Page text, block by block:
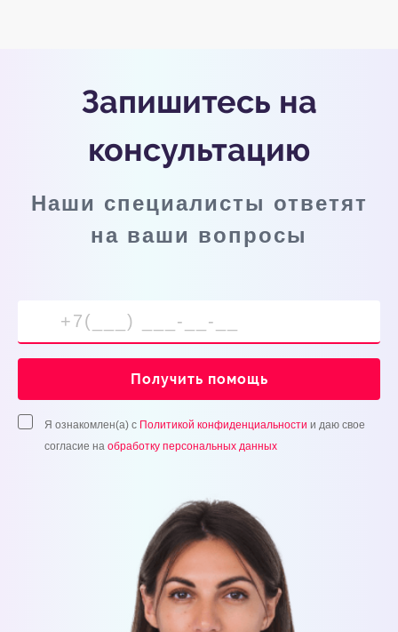
Запишитесь на
консультацию
Наши специалисты ответят
на ваши вопросы
Получить помощь
Я ознакомлен(а) с Политикой конфиденциальности и даю свое
согласие на обработку персональных данных